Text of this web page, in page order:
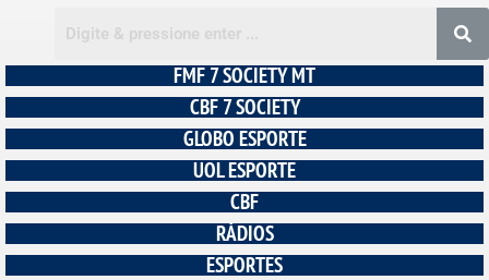
FMF 7 SOCIETY MT
CBF 7 SOCIETY
GLOBO ESPORTE
UOL ESPORTE
CBF
RÁDIOS
ESPORTES